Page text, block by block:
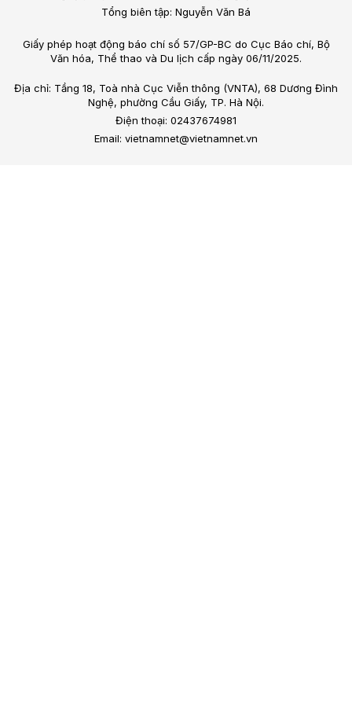
Tổng biên tập: Nguyễn Văn Bá
Giấy phép hoạt động báo chí số 57/GP-BC do Cục Báo chí, Bộ
Văn hóa, Thể thao và Du lịch cấp ngày 06/11/2025.
Địa chỉ: Tầng 18, Toà nhà Cục Viễn thông (VNTA), 68 Dương Đình
Nghệ, phường Cầu Giấy, TP. Hà Nội.
Điện thoại: 02437674981
Email: vietnamnet@vietnamnet.vn